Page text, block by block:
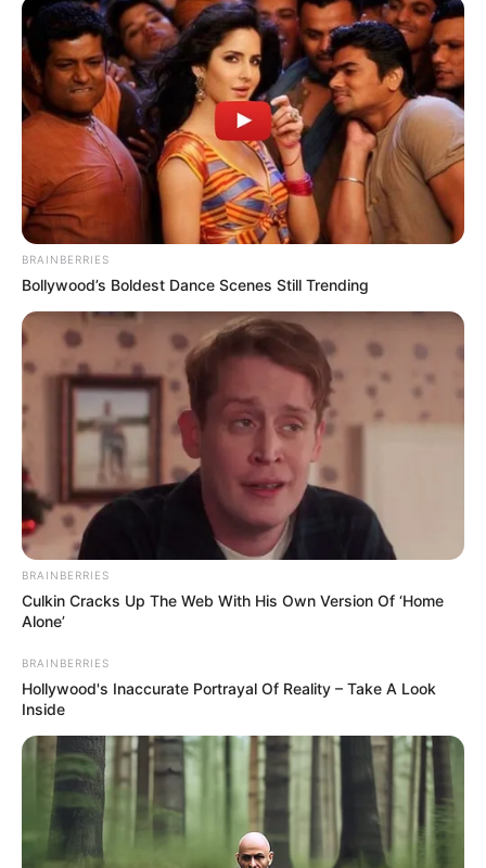
ΣΠΑΜΕ ΤΟ ΜΑΤΡΙΞ – ΤΟ ΒΙΒΛΙΟ
BRAINBERRIES
Bollywood’s Boldest Dance Scenes Still Trending
BRAINBERRIES
Culkin Cracks Up The Web With His Own Version Of ‘Home
Alone’
BRAINBERRIES
Hollywood's Inaccurate Portrayal Of Reality – Take A Look
Inside